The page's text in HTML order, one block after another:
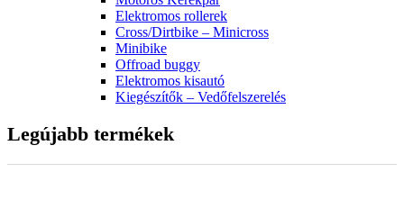
Elektromos rollerek
Cross/Dirtbike – Minicross
Minibike
Offroad buggy
Elektromos kisautó
Kiegészítők – Vedőfelszerelés
Legújabb termékek